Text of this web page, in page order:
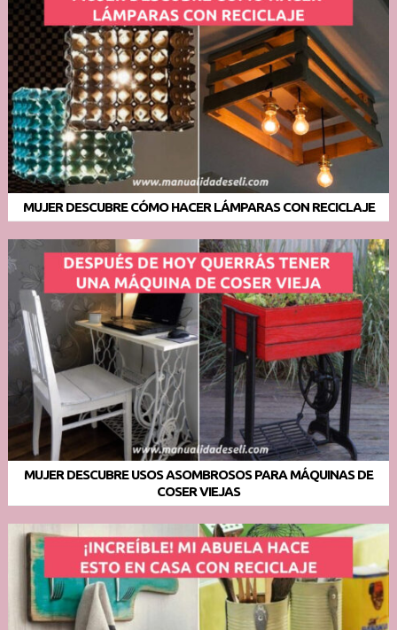
MUJER DESCUBRE CÓMO HACER LÁMPARAS CON RECICLAJE
MUJER DESCUBRE USOS ASOMBROSOS PARA MÁQUINAS DE
COSER VIEJAS